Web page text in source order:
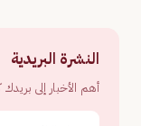
النشرة البريدية
أهم الأخبار إلى